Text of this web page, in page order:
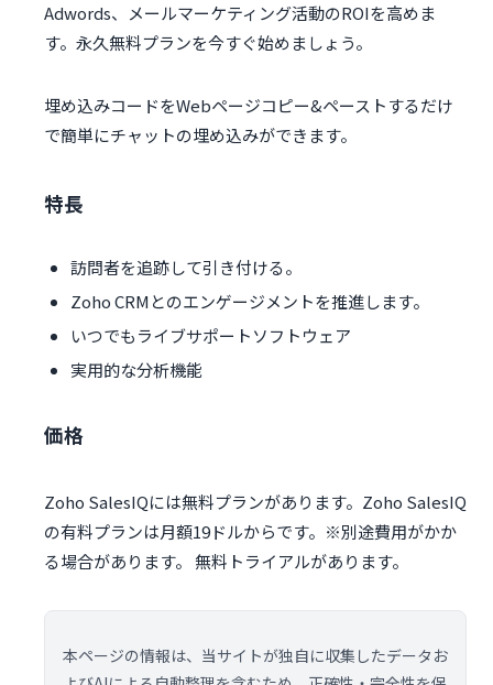
Adwords、メールマーケティング活動のROIを高めま
す。永久無料プランを今すぐ始めましょう。
埋め込みコードをWebページコピー&ペーストするだけ
で簡単にチャットの埋め込みができます。
特長
訪問者を追跡して引き付ける。
Zoho CRMとのエンゲージメントを推進します。
いつでもライブサポートソフトウェア
実用的な分析機能
価格
Zoho SalesIQには無料プランがあります。Zoho SalesIQ
の有料プランは月額19ドルからです。※別途費用がかか
る場合があります。 無料トライアルがあります。
本ページの情報は、当サイトが独自に収集したデータお